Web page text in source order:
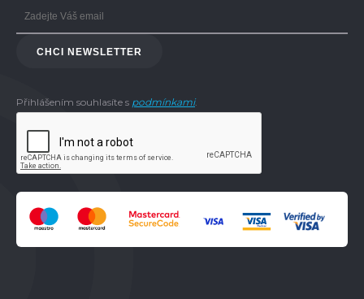
CHCI NEWSLETTER
Přihlášením souhlasíte s podmínkami.